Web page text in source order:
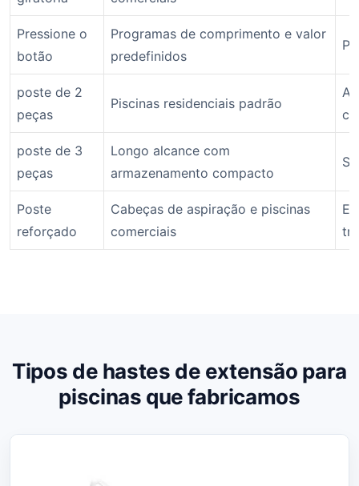
Pressione o
botão
Programas de comprimento e valor
predefinidos
poste de 2
peças
Piscinas residenciais padrão
poste de 3
peças
Longo alcance com
armazenamento compacto
Poste
reforçado
Cabeças de aspiração e piscinas
comerciais
Tipos de hastes de extensão para
piscinas que fabricamos